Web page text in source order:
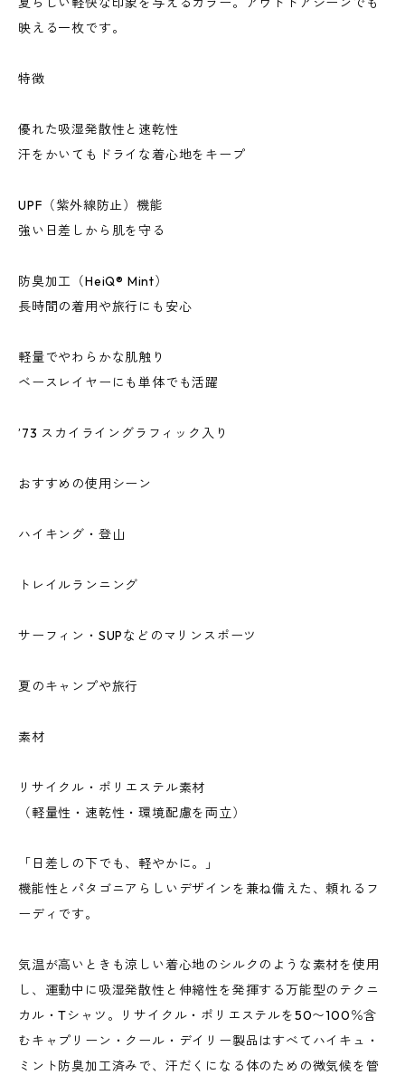
映える一枚です。
特徴
優れた吸湿発散性と速乾性
汗をかいてもドライな着心地をキープ
UPF（紫外線防止）機能
強い日差しから肌を守る
防臭加工（HeiQ® Mint）
長時間の着用や旅行にも安心
軽量でやわらかな肌触り
ベースレイヤーにも単体でも活躍
’73 スカイライングラフィック入り
おすすめの使用シーン
ハイキング・登山
トレイルランニング
サーフィン・SUPなどのマリンスポーツ
夏のキャンプや旅行
素材
リサイクル・ポリエステル素材
（軽量性・速乾性・環境配慮を両立）
「日差しの下でも、軽やかに。」
機能性とパタゴニアらしいデザインを兼ね備えた、頼れるフ
ーディです。
気温が高いときも涼しい着心地のシルクのような素材を使用
し、運動中に吸湿発散性と伸縮性を発揮する万能型のテクニ
カル・Tシャツ。リサイクル・ポリエステルを50〜100％含
むキャプリーン・クール・デイリー製品はすべてハイキュ・
ミント防臭加工済みで、汗だくになる体のための微気候を管